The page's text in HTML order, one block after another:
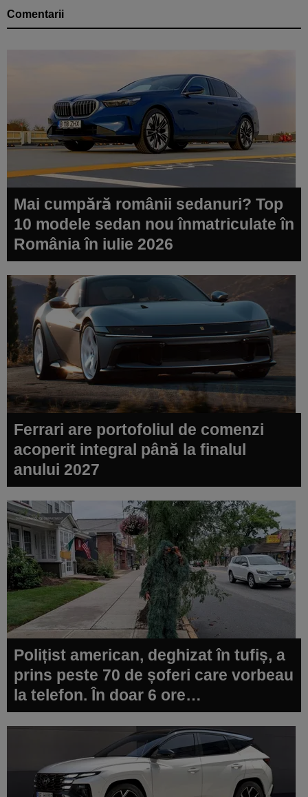
Comentarii
Mai cumpără românii sedanuri? Top
10 modele sedan nou înmatriculate în
România în iulie 2026
Ferrari are portofoliul de comenzi
acoperit integral până la finalul
anului 2027
Polițist american, deghizat în tufiș, a
prins peste 70 de șoferi care vorbeau
la telefon. În doar 6 ore…